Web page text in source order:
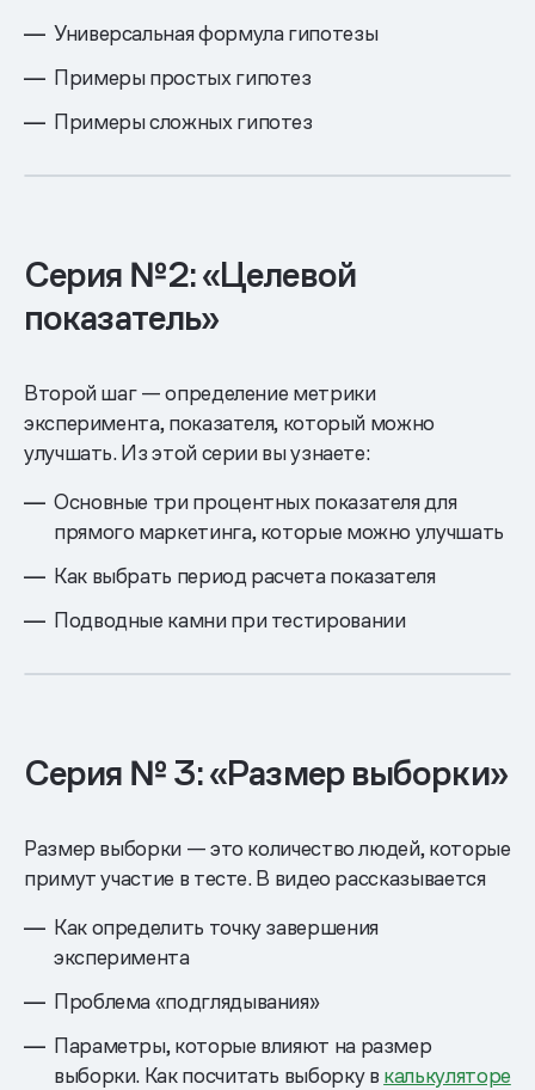
Универсальная формула гипотезы
Примеры простых гипотез
Примеры сложных гипотез
Серия №2: «Целевой
показатель»
Второй шаг — определение метрики
эксперимента, показателя, который можно
улучшать. Из этой серии вы узнаете:
Основные три процентных показателя для
прямого маркетинга, которые можно улучшать
Как выбрать период расчета показателя
Подводные камни при тестировании
Серия № 3: «Размер выборки»
Размер выборки — это количество людей, которые
примут участие в тесте. В видео рассказывается
Как определить точку завершения
эксперимента
Проблема «подглядывания»
Параметры, которые влияют на размер
выборки. Как посчитать выборку в калькуляторе